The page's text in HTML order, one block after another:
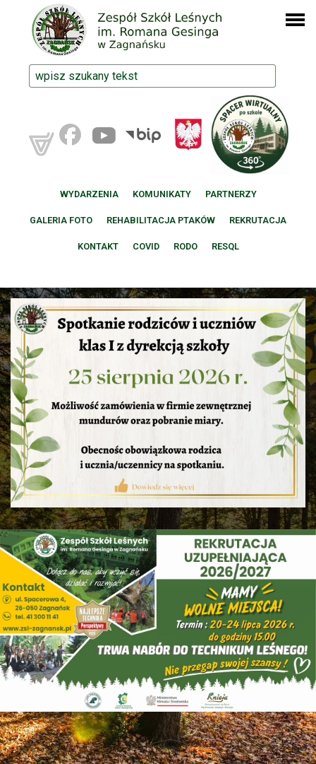
WYDARZENIA KOMUNIKATY PARTNERZY
GALERIA FOTO REHABILITACJA PTAKÓW REKRUTACJA
KONTAKT COVID RODO RESQL